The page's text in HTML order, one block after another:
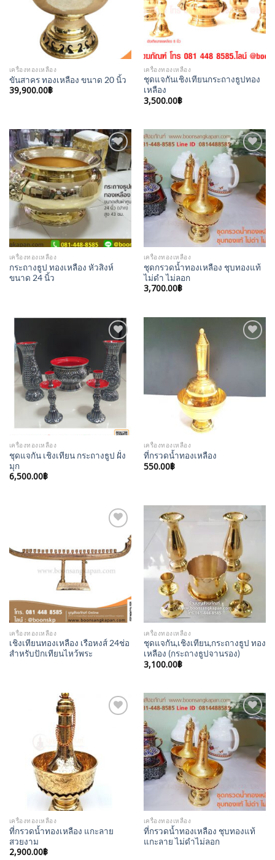
เครื่องทองเหลือง
ขันสาคร ทองเหลือง ขนาด 20 นิ้ว
39,900.00฿
เครื่องทองเหลือง
ชุดแจกันเชิงเทียนกระถางธูปทอง
เหลือง
3,500.00฿
Add to
Wishlist
เครื่องทองเหลือง
กระถางธูป ทองเหลือง หัวสิงห์
ขนาด 24 นิ้ว
Add to
Wishlist
เครื่องทองเหลือง
ชุดกรวดน้ำทองเหลือง ชุบทองแท้
ไม่ดำ ไม่ลอก
3,700.00฿
Add to
Wishlist
เครื่องทองเหลือง
ชุดแจกัน เชิงเทียน กระถางธูป ฝั่ง
มุก
6,500.00฿
เครื่องทองเหลือง
ที่กรวดน้ำทองเหลือง
550.00฿
Wishlist
เครื่องทองเหลือง
เชิงเทียนทองเหลือง เรือหงส์ 24ช่อ
สำหรับปักเทียนไหว้พระ
Add to
Wishlist
เครื่องทองเหลือง
ชุดแจกัน,เชิงเทียน,กระถางธูป ทอง
เหลือง (กระถางธูปจานรอง)
3,100.00฿
เครื่องทองเหลือง
ที่กรวดน้ำทองเหลือง แกะลาย
สวยงาม
2,900.00฿
Add to
Wishlist
เครื่องทองเหลือง
ที่กรวดน้ำทองเหลือง ชุบทองแท้
แกะลาย ไม่ดำไม่ลอก